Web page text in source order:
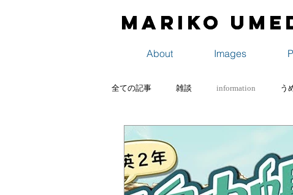
Mariko
Mariko
About Images
全ての記事 雑談 information う